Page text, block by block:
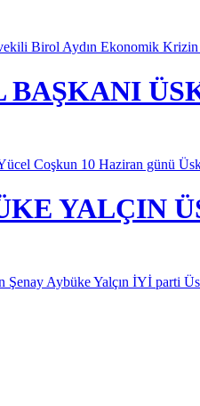
Birol Aydın Ekonomik Krizin
Coşkun 10 Haziran günü
YALÇIN
Şenay Aybüke Yalçın İYİ parti